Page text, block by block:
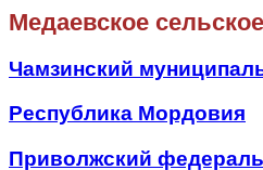
Медаевское
Чамзинский
Республика Мордовия
Приволжский